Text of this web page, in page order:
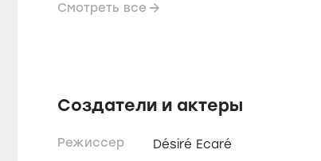
Смотреть все
Создатели и актеры
Режиссер Désiré Ecaré